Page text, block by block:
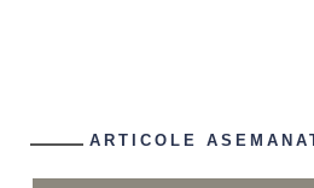
ARTICOLE